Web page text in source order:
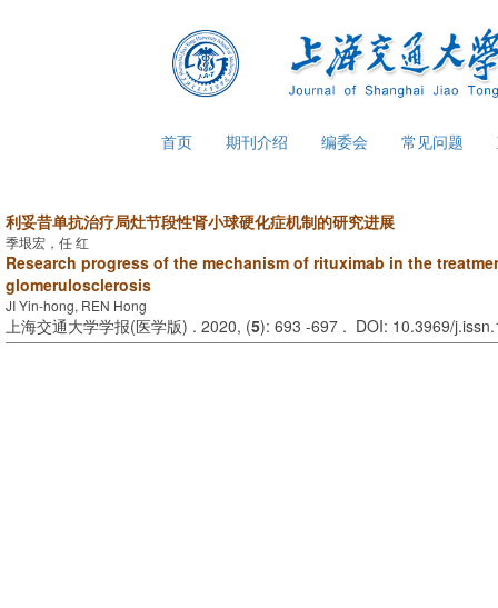
首页 期刊介绍 编委会 常见问题
利妥昔单抗治疗局灶节段性肾小球硬化症机制的研究进展
季垠宏，任 红
Research progress of the mechanism of rituximab in the
glomerulosclerosis
JI Yin-hong, REN Hong
上海交通大学学报(医学版) . 2020, (5): 693 -697 . DOI: 10.3969/